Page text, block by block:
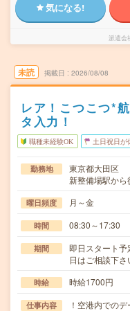
気になる!
派遣会
未読 掲載日 2026/08/08
レア！こつこつ*
タ入力！
職種未経験OK 土日祝日が
勤務地
東京都大田区
新整備場駅から
曜日頻度 月～金
時間 08:30～17:30
期間
即日スタート
日はご相談下さ
時給 時給1700円
仕事内容
！空港内での